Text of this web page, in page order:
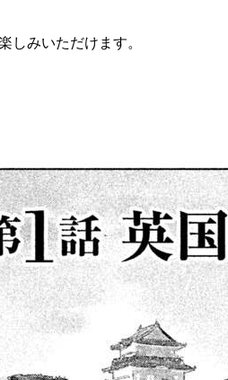
しみいただけます。